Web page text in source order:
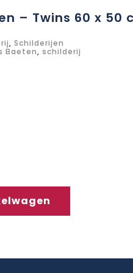
– Twins 60 x 50
, Schilderijen
Baeten, schilderij